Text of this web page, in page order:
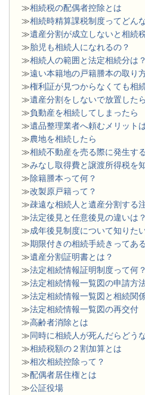
≫相続税の配偶者控除とは
≫相続時精算課税制度ってどん
≫遺産分割が成立しないと相続
≫胎児も相続人になれるの？
≫相続人の範囲と法定相続分は？
≫遠い本籍地の戸籍謄本の取り
≫権利証が見つからなくても相
≫遺産分割をしないで放置した
≫負動産を相続してしまったら
≫遺品整理業者へ頼むメリット
≫農地を相続したら
≫相続不動産を売る際に発生す
≫みなし取得費と譲渡所得税を
≫除籍謄本って何？
≫改製原戸籍って？
≫疎遠な相続人と遺産分割する
≫法定後見と任意後見の違いは？
≫成年後見制度について知りた
≫期限付きの相続手続きってあ
≫遺産分割証明書とは？
≫法定相続情報証明制度って何？
≫法定相続情報一覧図の申請方
≫法定相続情報一覧図と相続関
≫法定相続情報一覧図の再交付
≫高齢者消除とは
≫同時に相続人が死んだらどう
≫相続税額の２割加算とは
≫相次相続控除って？
≫配偶者居住権とは
≫公証役場